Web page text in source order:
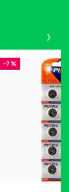
6-rørs
-7 %